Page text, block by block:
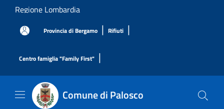
Salta al contenuto principale
Regione Lombardia
Provincia di Bergamo | Rifiuti |
Centro famiglia "Family First" |
Comune di Palosco